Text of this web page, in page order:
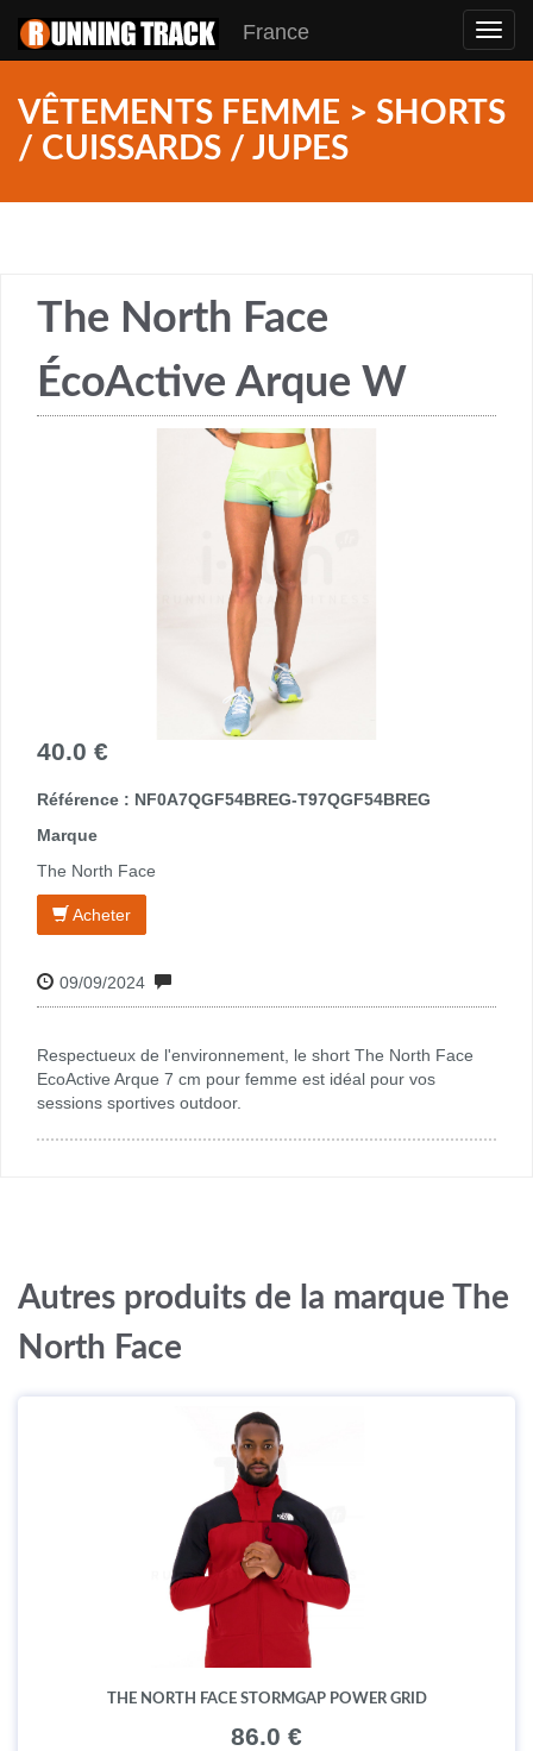
France
VÊTEMENTS FEMME > SHORTS
/ CUISSARDS / JUPES
The North Face
ÉcoActive Arque W
40.0 €
Référence : NF0A7QGF54BREG-T97QGF54BREG
Marque
The North Face
Acheter
09/09/2024
Respectueux de l'environnement, le short The North Face
EcoActive Arque 7 cm pour femme est idéal pour vos
sessions sportives outdoor.
Autres produits de la marque The
North Face
THE NORTH FACE STORMGAP POWER GRID
86.0 €